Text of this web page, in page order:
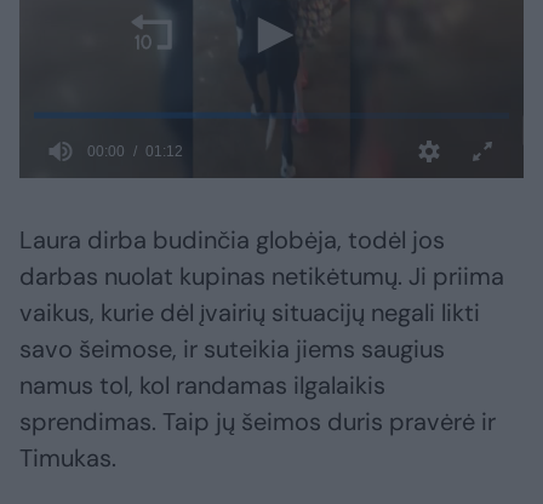
Laura dirba budinčia globėja, todėl jos
darbas nuolat kupinas netikėtumų. Ji priima
vaikus, kurie dėl įvairių situacijų negali likti
savo šeimose, ir suteikia jiems saugius
namus tol, kol randamas ilgalaikis
sprendimas. Taip jų šeimos duris pravėrė ir
Timukas.